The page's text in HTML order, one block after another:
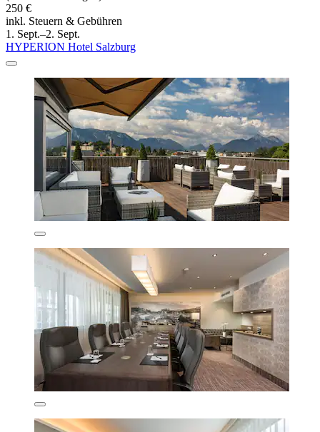
250 €
inkl. Steuern & Gebühren
1. Sept.–2. Sept.
HYPERION Hotel Salzburg